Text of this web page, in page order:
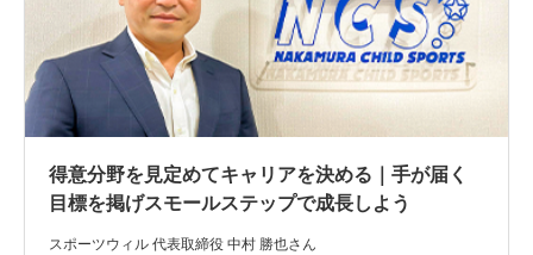
得意分野を見定めてキャリアを決める｜手が届く
目標を掲げスモールステップで成長しよう
スポーツウィル 代表取締役 中村 勝也さん